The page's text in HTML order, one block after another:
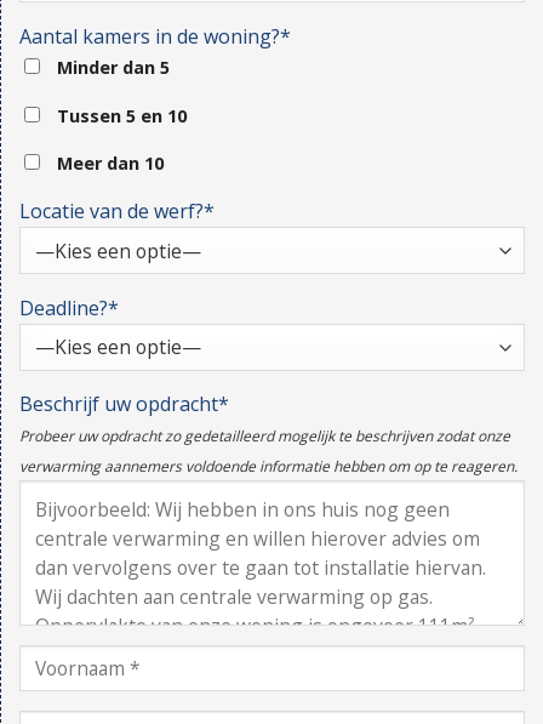
Aantal kamers in de woning?*
Minder dan 5
Tussen 5 en 10
Meer dan 10
Locatie van de werf?*
Deadline?*
Beschrijf uw opdracht*
Probeer uw opdracht zo gedetailleerd mogelijk te beschrijven zodat onze
verwarming aannemers voldoende informatie hebben om op te reageren.